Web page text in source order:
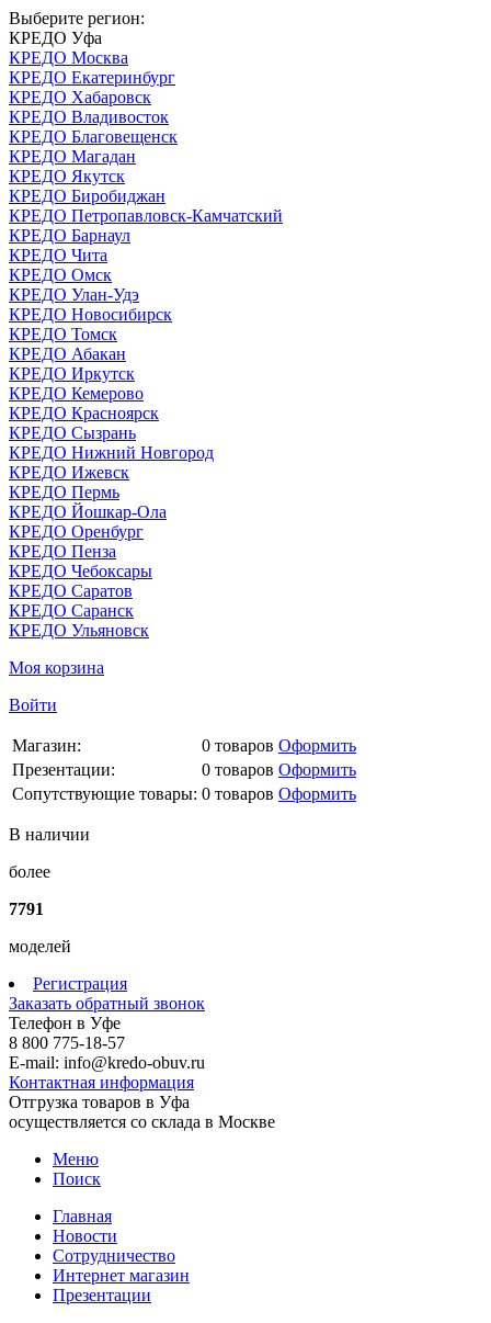
Выберите регион:
КРЕДО Уфа
КРЕДО Москва
КРЕДО Екатеринбург
КРЕДО Хабаровск
КРЕДО Владивосток
КРЕДО Благовещенск
КРЕДО Магадан
КРЕДО Якутск
КРЕДО Биробиджан
КРЕДО Петропавловск-Камчатский
КРЕДО Барнаул
КРЕДО Чита
КРЕДО Омск
КРЕДО Улан-Удэ
КРЕДО Новосибирск
КРЕДО Томск
КРЕДО Абакан
КРЕДО Иркутск
КРЕДО Кемерово
КРЕДО Красноярск
КРЕДО Сызрань
КРЕДО Нижний Новгород
КРЕДО Ижевск
КРЕДО Пермь
КРЕДО Йошкар-Ола
КРЕДО Оренбург
КРЕДО Пенза
КРЕДО Чебоксары
КРЕДО Саратов
КРЕДО Саранск
КРЕДО Ульяновск
Моя корзина
Войти
Магазин: 0 товаров Оформить
Презентации:
0 товаров Оформить
Сопутствующие товары: 0 товаров Оформить
В наличии
более
7791
моделей
Регистрация
Заказать обратный звонок
Телефон в Уфе
8 800 775-18-57
E-mail: info@kredo-obuv.ru
Контактная информация
Отгрузка товаров в Уфа
осуществляется со склада в Москве
Меню
Поиск
Главная
Новости
Сотрудничество
Интернет магазин
Презентации